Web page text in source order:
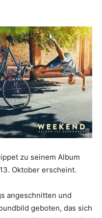
zu seinem Album
Oktober erscheint.
angeschnitten und
geboten, das sich